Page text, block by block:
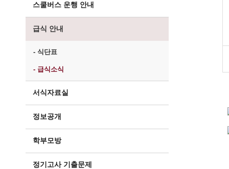
스쿨버스 운행 안내
급식 안내
- 식단표
- 급식소식
서식자료실
정보공개
학부모방
정기고사 기출문제